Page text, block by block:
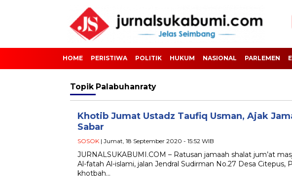
HOME PERISTIWA POLITIK HUKUM NASIONAL PARLEMEN
Topik Palabuhanraty
Khotib Jumat Ustadz Taufiq Usman, Ajak
Sabar
SOSOK | Jumat, 18 September 2020 - 15:52 WIB
JURNALSUKABUMI.COM – Ratusan jamaah shalat jum’at
Al-fatah Al-islami, jalan Jendral Sudirman No.27 Desa
khotbah…